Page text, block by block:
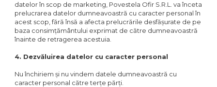
datelor în scop de marketing, Povestela Ofir S.R.L. va înceta
prelucrarea datelor dumneavoastră cu caracter personal în
acest scop, fără însă a afecta prelucrările desfășurate de pe
baza consimțământului exprimat de către dumneavoastră
înainte de retragerea acestuia.
4. Dezvăluirea datelor cu caracter personal
Nu închiriem și nu vindem datele dumneavoastră cu
caracter personal către terțe părți.